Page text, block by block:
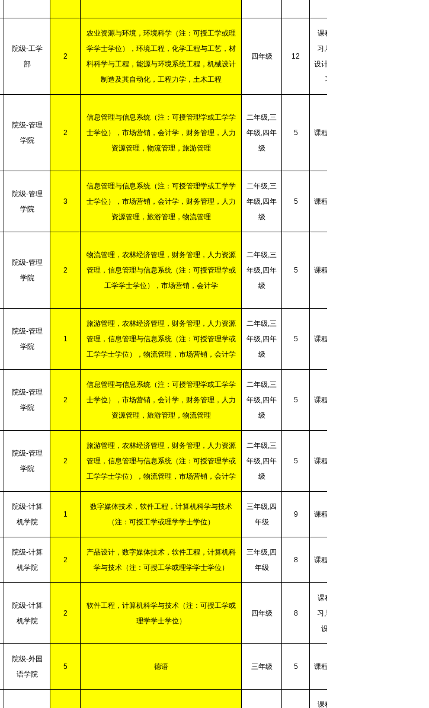
院级-工学
部
2
农业资源与环境，环境科学（注：可授工学或理
学学士学位），环境工程，化学工程与工艺，材
料科学与工程，能源与环境系统工程，机械设计
制造及其自动化，工程力学，土木工程
四年级 12
课程学
习 ,毕业
设计，实
习
院级-管理
学院
2
信息管理与信息系统（注：可授管理学或工学学
士学位），市场营销，会计学，财务管理，人力
资源管理，物流管理，旅游管理
二年级,三
年级,四年
级
5 课程学习
院级-管理
学院
3
信息管理与信息系统（注：可授管理学或工学学
士学位），市场营销，会计学，财务管理，人力
资源管理，旅游管理，物流管理
二年级,三
年级,四年
级
5 课程学习
院级-管理
学院
2
物流管理，农林经济管理，财务管理，人力资源
管理，信息管理与信息系统（注：可授管理学或
工学学士学位），市场营销，会计学
二年级,三
年级,四年
级
5 课程学习
院级-管理
学院
1
旅游管理，农林经济管理，财务管理，人力资源
管理，信息管理与信息系统（注：可授管理学或
工学学士学位），物流管理，市场营销，会计学
二年级,三
年级,四年
级
5 课程学习
院级-管理
学院
2
信息管理与信息系统（注：可授管理学或工学学
士学位），市场营销，会计学，财务管理，人力
资源管理，旅游管理，物流管理
二年级,三
年级,四年
级
5 课程学习
院级-管理
学院
2
旅游管理，农林经济管理，财务管理，人力资源
管理，信息管理与信息系统（注：可授管理学或
工学学士学位），物流管理，市场营销，会计学
二年级,三
年级,四年
级
5 课程学习
院级-计算
机学院
1
数字媒体技术，软件工程，计算机科学与技术
（注：可授工学或理学学士学位）
三年级,四
年级
9 课程学习
院级-计算
机学院
2
产品设计，数字媒体技术，软件工程，计算机科
学与技术（注：可授工学或理学学士学位）
三年级,四
年级
8 课程学习
院级-计算
机学院
2
软件工程，计算机科学与技术（注：可授工学或
理学学士学位）
四年级 8
课程学
习 ,毕业
设计
院级-外国
语学院
5 德语 三年级 5 课程学习
课程学